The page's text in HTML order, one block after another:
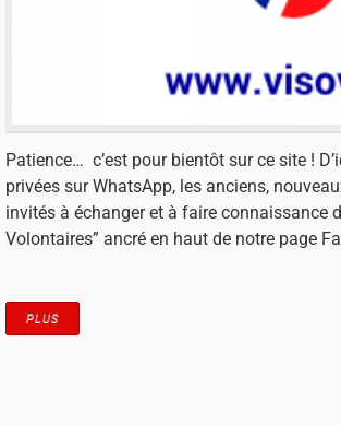
Patience… c’est pour bientôt sur ce site !
privées sur WhatsApp, les anciens,
invités à échanger et à faire connaissance
Volontaires” ancré en haut de notre page
PLUS